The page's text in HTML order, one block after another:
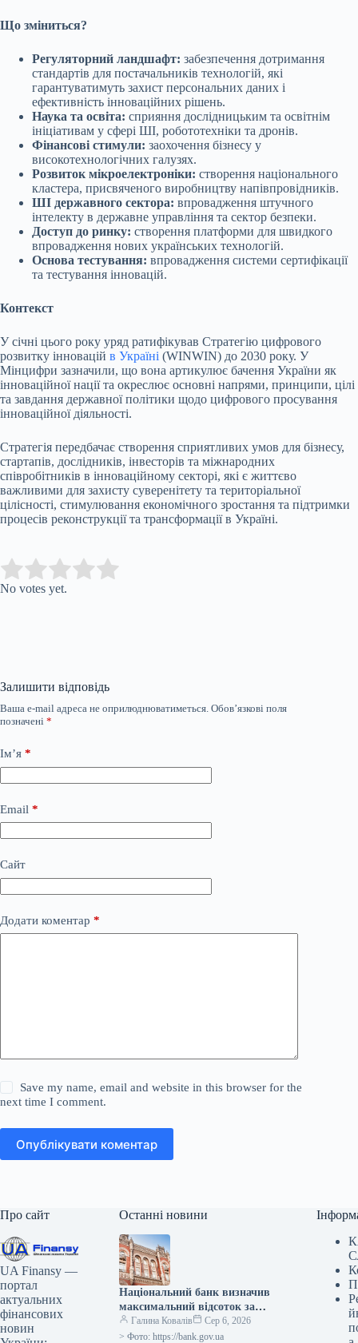
Що зміниться?
Регуляторний ландшафт: забезпечення дотримання
стандартів для постачальників технологій, які
гарантуватимуть захист персональних даних і
ефективність інноваційних рішень.
Наука та освіта: сприяння дослідницьким та освітнім
ініціативам у сфері ШІ, робототехніки та дронів.
Фінансові стимули: заохочення бізнесу у
високотехнологічних галузях.
Розвиток мікроелектроніки: створення національного
кластера, присвяченого виробництву напівпровідників.
ШІ державного сектора: впровадження штучного
інтелекту в державне управління та сектор безпеки.
Доступ до ринку: створення платформи для швидкого
впровадження нових українських технологій.
Основа тестування: впровадження системи сертифікації
та тестування інновацій.
Контекст
У січні цього року уряд ратифікував Стратегію цифрового
розвитку інновацій в Україні (WINWIN) до 2030 року. У
Мінцифри зазначили, що вона артикулює бачення України як
інноваційної нації та окреслює основні напрями, принципи, цілі
та завдання державної політики щодо цифрового просування
інноваційної діяльності.
Стратегія передбачає створення сприятливих умов для бізнесу,
стартапів, дослідників, інвесторів та міжнародних
співробітників в інноваційному секторі, які є життєво
важливими для захисту суверенітету та територіальної
цілісності, стимулювання економічного зростання та підтримки
процесів реконструкції та трансформації в Україні.
Rate this item:
No votes yet.
Залишити відповідь
Ваша e-mail адреса не оприлюднюватиметься. Обов’язкові поля
позначені *
Ім’я *
Email *
Сайт
Додати коментар *
Save my name, email and website in this browser for the
next time I comment.
Опублікувати коментар
Про сайт
UA Finansy —
портал
актуальних
фінансових
новин
Останні новини
Національний банк визначив
максимальний відсоток за
тримісячними депозитними
сертифікатами, який
Галина Ковалів
Сер 6, 2026
> Фото: https://bank.gov.ua